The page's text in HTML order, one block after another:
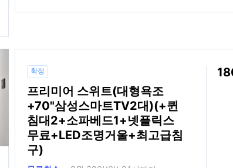
확정
프리미어 스위트(대형욕조
+70"삼성스마트TV2대)(+퀸
침대2+소파베드1+넷플릭스
무료+LED조명거울+최고급침
구)